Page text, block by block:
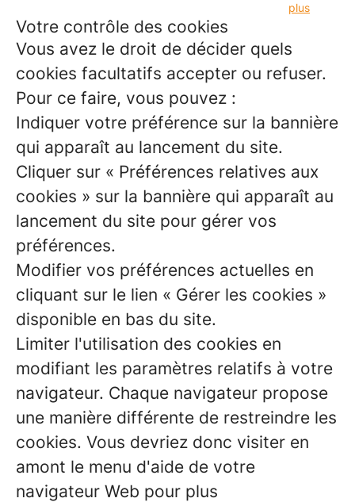
plus
Votre contrôle des cookies
Vous avez le droit de décider quels
cookies facultatifs accepter ou refuser.
Pour ce faire, vous pouvez :
Indiquer votre préférence sur la bannière
qui apparaît au lancement du site.
Cliquer sur « Préférences relatives aux
cookies » sur la bannière qui apparaît au
lancement du site pour gérer vos
préférences.
Modifier vos préférences actuelles en
cliquant sur le lien « Gérer les cookies »
disponible en bas du site.
Limiter l'utilisation des cookies en
modifiant les paramètres relatifs à votre
navigateur. Chaque navigateur propose
une manière différente de restreindre les
cookies. Vous devriez donc visiter en
amont le menu d'aide de votre
navigateur Web pour plus